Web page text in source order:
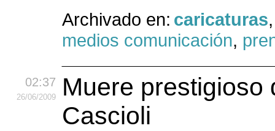
Archivado en: caricaturas
medios comunicación,
02:37
26/06/2009
Muere prestigioso
Cascioli